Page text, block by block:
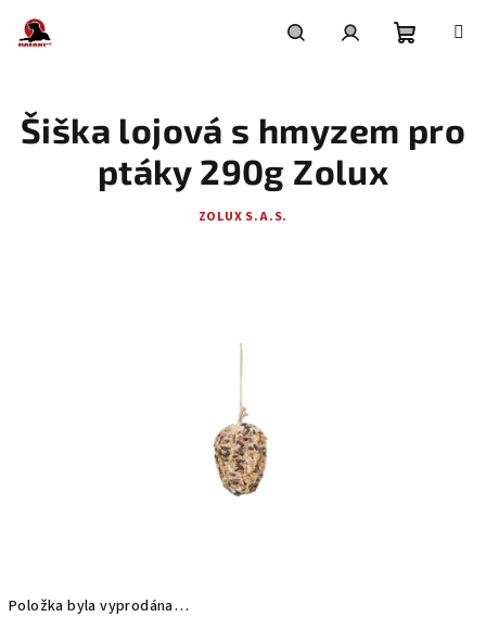
obsah
košík
Položka byla vyprodána…
Šiška lojová s hmyzem pro
ptáky 290g Zolux
ZOLUX S.A.S.